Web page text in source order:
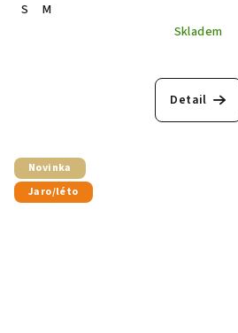
S
M
Skladem
Detail
Novinka
Jaro/léto